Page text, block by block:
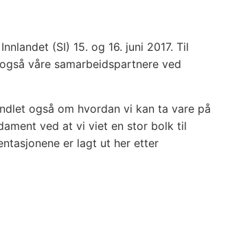
(SI) 15. og 16. juni 2017. Til
våre samarbeidspartnere ved
også om hvordan vi kan ta vare på
ved at vi viet en stor bolk til
er lagt ut her etter